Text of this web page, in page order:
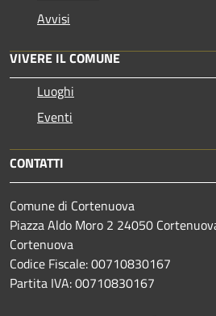
Avvisi
VIVERE IL COMUNE
Luoghi
Eventi
CONTATTI
Comune di Cortenuova
Piazza Aldo Moro 2 24050
Cortenuova
Codice Fiscale: 00710830167
Partita IVA: 00710830167